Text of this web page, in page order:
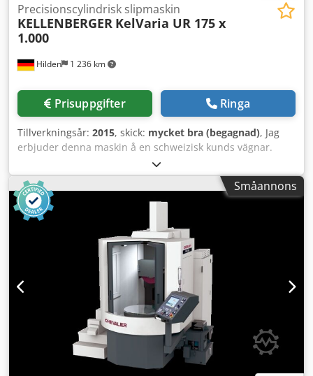
Hilden 1 236 km
Precisionscylindrisk slipmaskin
KELLENBERGER KelVaria UR 175 x
1.000
Prisuppgifter Ringa
Tillverkningsår: 2015, skick: mycket bra (begagnad), Jag
erbjuder denna maskin å en schweizisk kunds vägnar.
Maskinen har 5 200 driftstimmar och är i utmärkt skick.
Använd i prototypverkstad, för närvarande i driftsdugligt
skick. Dedpfx Abegtingj Uekr Utrustad med: - Sliphuvud UR
- T1 500 x 80; T2 400 x 63 - 1 HF inre spindel MFM 1224/42 -
1 HF inre spindel MFM 1290 - Halvautomatisk
balanseringsanordning - KEL-TOUCH på arbetsstyckets
spindelstock för invändig och utvändig slipning - KELSET
mätning av slipskivan - KELPOS längdpositionering -
Heidenhain CNC GrindPlus 640 - CNC B-axel, hydrostatisk -
CNC C-axel för polygon- och gängslipning - KELSOFT NCG
för ovalslipning - KELTHREAD för gängslipning -
KELREMOTE för fjärrdiagnostik - Förberedd för mätsystem -
Streuli pappersbandsfilter 480 l - Utsugningsanläggning
Omgående tillgänglig från plats Schweiz.
Småannons